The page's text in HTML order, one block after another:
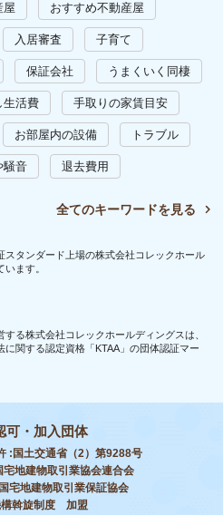
屋 おすすめ不動産屋
入居審査 子育て
保証会社 うまくいく同棲
生活費 手取りの家賃目安
お部屋内の設備 トラブル
騒音 退去費用
全てのキーワードを見る
スタンダード上場の株式会社コレックホール
ます。
する株式会社コレックホールディングスは、
に関する認定資格「KTAA」の団体認証マー
可・加入団体
:国土交通省（2）第9288号
地建物取引業協会連合会
宅地建物取引業保証協会
構斡旋制度 加盟